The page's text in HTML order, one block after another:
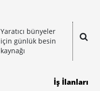
Yaratıcı bünyeler
için günlük besin
kaynağı
İş İlanları